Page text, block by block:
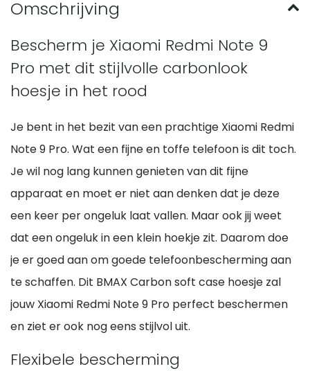
Bescherm je Xiaomi Redmi Note 9
Pro met dit stijlvolle carbonlook
hoesje in het rood
Je bent in het bezit van een prachtige Xiaomi Redmi
Note 9 Pro. Wat een fijne en toffe telefoon is dit toch.
Je wil nog lang kunnen genieten van dit fijne
apparaat en moet er niet aan denken dat je deze
een keer per ongeluk laat vallen. Maar ook jij weet
dat een ongeluk in een klein hoekje zit. Daarom doe
je er goed aan om goede telefoonbescherming aan
te schaffen. Dit BMAX Carbon soft case hoesje zal
jouw Xiaomi Redmi Note 9 Pro perfect beschermen
en ziet er ook nog eens stijlvol uit.
Flexibele bescherming